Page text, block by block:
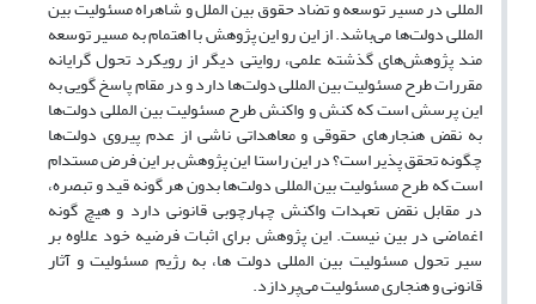
المللی در مسیر توسعه و تضاد حقوق بین الملل و شاهراه مسئولیت بین
المللی دولت‌ها می‌باشد. از این رو این پژوهش با اهتمام به مسیر توسعه
مند پژوهش‌های گذشته علمی، روایتی دیگر از رویکرد تحول گرایانه
مقررات طرح مسئولیت بین المللی دولت‌ها دارد و در مقام پاسخ گویی به
این پرسش است که کنش و واکنش طرح مسئولیت بین المللی دولت‌ها
به نقض هنجارهای حقوقی و معاهداتی ناشی از عدم پیروی دولت‌ها
چگونه تحقق پذیر است؟ در این راستا این پژوهش بر این فرض مستدام
است که طرح مسئولیت بین المللی دولت‌ها بدون هر گونه قید و تبصره،
در مقابل نقض تعهدات واکنش چهارچوبی قانونی دارد و هیچ گونه
اغماضی در بین نیست. این پژوهش برای اثبات فرضیه خود علاوه بر
سیر تحول مسئولیت بین المللی دولت ها، به رژیم مسئولیت و آثار
قانونی و هنجاری مسئولیت می‌پردازد.